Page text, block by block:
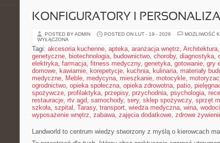
KONFIGURATORY I
POSTED BY ADMIN POSTED ON LUT - 19 - 2026
MOŻLIWOŚĆ
WYŁĄCZONA
Tagi: akcesoria kuchenne, apteka, aranżacja wnętrz, Architektura
genetyczne, biotechnologia, budownictwo, choroby, diagnostyka,
elektryka, farmacja, fitness medyczny, genetyka, gotowanie, gry
domowe, kawiarnie, korepetycje, kuchnia, kulinaria, materiały
medyczne, Meble, medycyna, mieszkanie, motocykle,
ogrodnictwo, opieka społeczna, opieka zdrowotna, patio,
spożywcze, profilaktyka, przepisy, przychodnia, psychologia,
restauracje, rtv agd, samochody, sery, sklep spożywczy, sprzęt
szkoła, szpital , Tarasy, transport, wiedza medyczna, wina,
wyposażenie wnętrz, zabawa, zajęcia dodatkowe, zdrowe
Landworld to centrum wiedzy stworzony z myślą o kierowcach